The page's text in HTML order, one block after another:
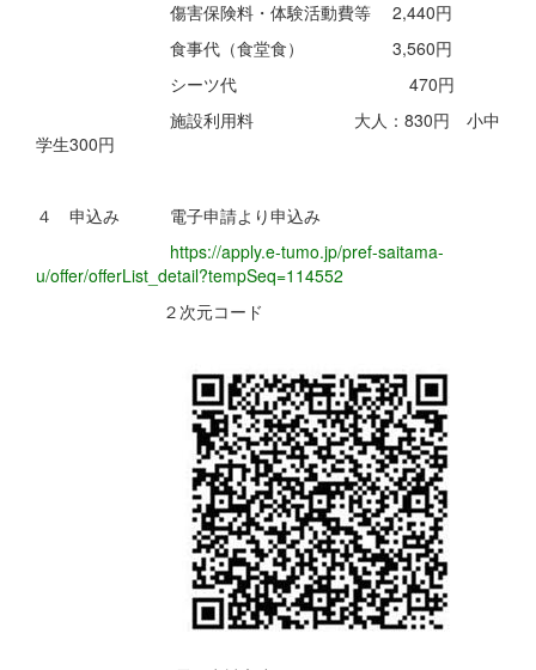
傷害保険料・体験活動費等 2,440円
食事代（食堂食） 3,560円
シーツ代 470円
施設利用料 大人：830円 小中
学生300円
４ 申込み 電子申請より申込み
https://apply.e-tumo.jp/pref-saitama-
u/offer/offerList_detail?tempSeq=114552
２次元コード